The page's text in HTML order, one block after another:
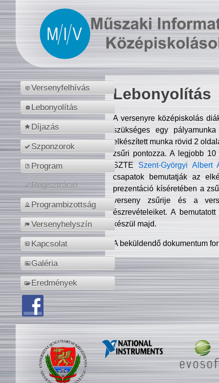
Versenyfelhívás
Lebonyolítás
Díjazás
Szponzorok
Program
Regisztráció
Programbizottság
Versenyhelyszín
Kapcsolat
Galéria
Eredmények
Lebonyolítás
A versenyre középiskolás
szükséges egy
elkészített munka rövid 2
zsűri pontozza. A legjobb
SZTE Szent-Györgyi Albert
csapatok bemutatják az
prezentáció kíséretében a
verseny zsűrije és a
észrevételeiket. A
készül majd.
A beküldendő dokumentum